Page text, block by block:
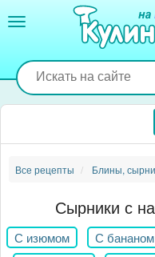
содержанию
Все рецепты Блины,
Сырники с
С изюмом С бананом